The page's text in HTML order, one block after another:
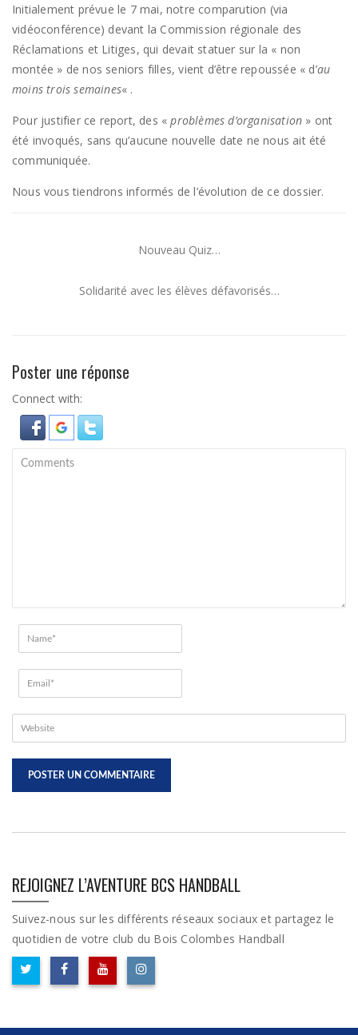
Initialement prévue le 7 mai, notre comparution (via
vidéoconférence) devant la Commission régionale des
Réclamations et Litiges, qui devait statuer sur la « non
montée » de nos seniors filles, vient d’être repoussée « d’au
moins trois semaines« .
Pour justifier ce report, des «problèmes d’organisation » ont
été invoqués, sans qu’aucune nouvelle date ne nous ait été
communiquée.
Nous vous tiendrons informés de l’évolution de ce dossier.
Nouveau Quiz…
Solidarité avec les élèves défavorisés…
Poster une réponse
Connect with:
REJOIGNEZ L’AVENTURE BCS HANDBALL
Suivez-nous sur les différents réseaux sociaux et partagez le
quotidien de votre club du Bois Colombes Handball